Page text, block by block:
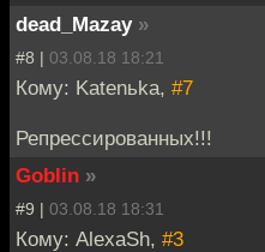
dead_Mazay »
#8 | 03.08.18 18:21
Кому: Katenьka, #7
Репрессированных!!!
Goblin »
#9 | 03.08.18 18:31
Кому: AlexaSh, #3